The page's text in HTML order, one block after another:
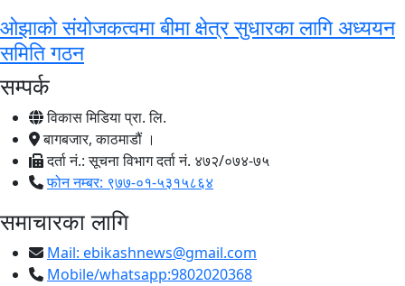
ओझाको संयोजकत्वमा बीमा क्षेत्र सुधारका लागि अध्ययन
समिति गठन
सम्पर्क
विकास मिडिया प्रा. लि.
बागबजार, काठमाडौं ।
दर्ता नं.: सूचना विभाग दर्ता नं. ४७२/०७४-७५
फोन नम्बर: ९७७-०१-५३१५८६४
समाचारका लागि
Mail: ebikashnews@gmail.com
Mobile/whatsapp:9802020368